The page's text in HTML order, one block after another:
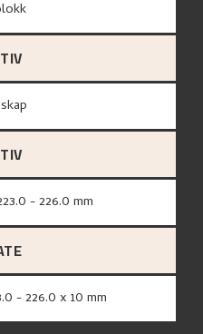
- 226.0 mm
- 226.0 x 10 mm